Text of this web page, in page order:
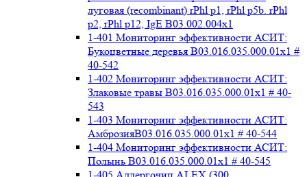
луговая (recombinant) rPhl p1, rPhl p5b. rPhl
p2, rPhl p12, IgE В03.002.004x1
1-401 Мониторинг эффективности АСИТ:
Букоцветные деревья B03.016.035.000.01x1 #
40-542
1-402 Мониторинг эффективности АСИТ:
Злаковые травы B03.016.035.000.01x1 # 40-
543
1-403 Мониторинг эффективности АСИТ:
АмброзияB03.016.035.000.01x1 # 40-544
1-404 Мониторинг эффективности АСИТ:
Полынь B03.016.035.000.01x1 # 40-545